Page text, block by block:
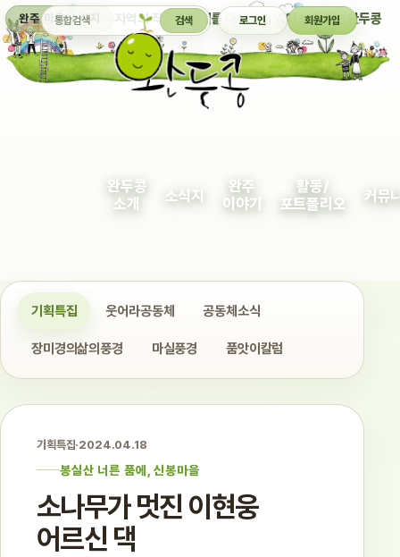
완주 마을 소식지 지역의 작은 이야기를 다정하게 엮어 보여주는 완두콩
통합검색 검색 로그인 회원가입
완두콩
소개
소식지
완주
이야기
활동/
포트폴리오
커뮤
기획특집 웃어라공동체 공동체소식
장미경의삶의풍경 마실풍경 품앗이칼럼
기획특집·2024.04.18
봉실산 너른 품에, 신봉마을
소나무가 멋진 이현웅
어르신 댁